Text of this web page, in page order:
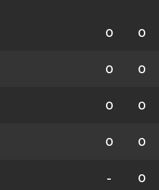
0 0
0 0
0 0
0 0
- 0